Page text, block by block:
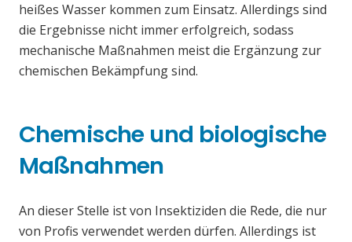
heißes Wasser kommen zum Einsatz. Allerdings sind
die Ergebnisse nicht immer erfolgreich, sodass
mechanische Maßnahmen meist die Ergänzung zur
chemischen Bekämpfung sind.
Chemische und biologische
Maßnahmen
An dieser Stelle ist von Insektiziden die Rede, die nur
von Profis verwendet werden dürfen. Allerdings ist